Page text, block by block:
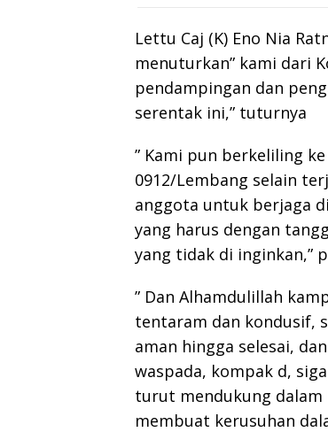
Lettu Caj (K) Eno Nia
menuturkan” kami dari
pendampingan dan
serentak ini,” tuturnya
” Kami pun berkeliling
0912/Lembang selain
anggota untuk berjaga
yang harus dengan
yang tidak di inginkan,”
” Dan Alhamdulillah
tentaram dan kondusif,
aman hingga selesai,
waspada, kompak d,
turut mendukung dalam
membuat kerusuhan